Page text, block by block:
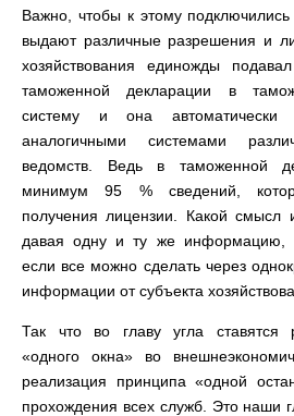
Важно, чтобы к этому
выдают различные разрешения и
хозяйствования единожды
таможенной декларации в
систему и она
аналогичными системами
ведомств. Ведь в таможенной
минимум 95 % сведений,
получения лицензии. Какой смысл
давая одну и ту же информацию,
если все можно сделать через
информации от субъекта
Так что во главу угла ставятся
«одного окна» во
реализация принципа «одной
прохождения всех служб. Это наши